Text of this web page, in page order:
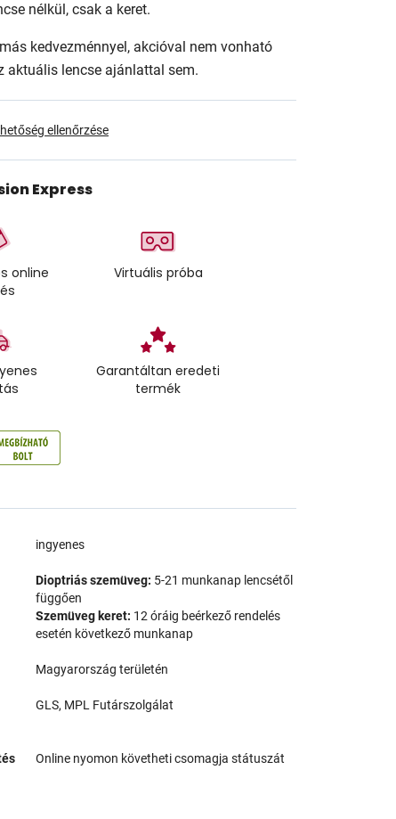
nélkül, csak a keret.
kedvezménnyel, akcióval nem vonható
aktuális lencse ajánlattal sem.
ellenőrzése
Express
online
Virtuális próba
Garantáltan eredeti
termék
ingyenes
Dioptriás szemüveg: 5-21 munkanap lencsétől
függően
Szemüveg keret: 12 óráig beérkező rendelés
esetén következő munkanap
Magyarország területén
GLS, MPL Futárszolgálat
Online nyomon követheti csomagja státuszát